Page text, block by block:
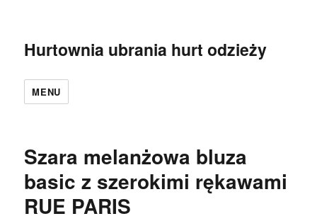
Hurtownia ubrania hurt odzieży
MENU
Szara melanżowa bluza
basic z szerokimi rękawami
RUE PARIS